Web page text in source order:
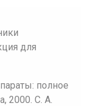
для
полное
2000. С. А.